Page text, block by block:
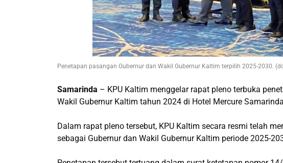
Penetapan pasangan Gubernur dan Wakil Gubernur Kaltim terpilih 2025-2030.
Samarinda – KPU Kaltim menggelar rapat pleno terbuka
Wakil Gubernur Kaltim tahun 2024 di Hotel Mercure
Dalam rapat pleno tersebut, KPU Kaltim secara resmi telah
sebagai Gubernur dan Wakil Gubernur Kaltim periode 2025-